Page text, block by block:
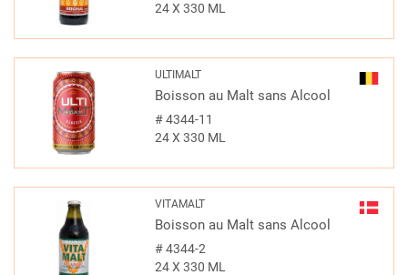
24 X 330 ML
ULTIMALT
Boisson au Malt sans Alcool
#4344-11
24 X 330 ML
VITAMALT
Boisson au Malt sans Alcool
#4344-2
24 X 330 ML